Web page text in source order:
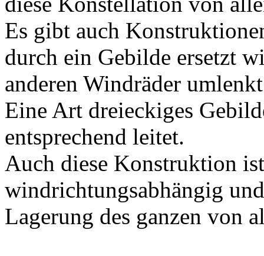
Es gibt auch
durch ein Gebilde ersetzt
anderen Windräder
Eine Art dreieckiges
entsprechend leitet.
Auch diese Konstruktion
windrichtungsabhängig
Lagerung des ganzen von